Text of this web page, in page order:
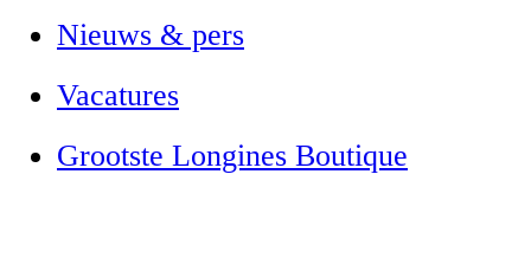
Nieuws & pers
Vacatures
Grootste Longines Boutique